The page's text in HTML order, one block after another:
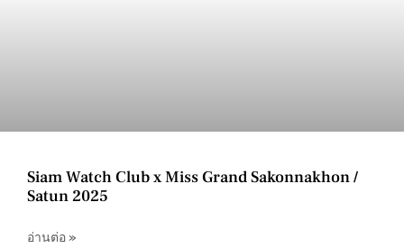
Siam Watch Club x Miss Grand Sakonnakhon /
Satun 2025
อ่านต่อ »